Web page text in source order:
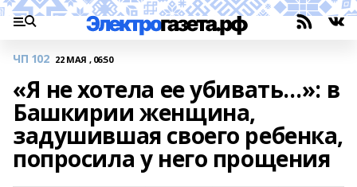
ЧП 102 22 МАЯ , 06:50
«Я не хотела ее убивать…»: в
Башкирии женщина,
задушившая своего ребенка,
попросила у него прощения